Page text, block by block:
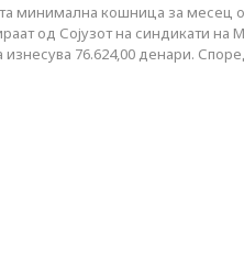
минимална кошница за месец
од Сојузот на синдикати на
76.624,00 денари.